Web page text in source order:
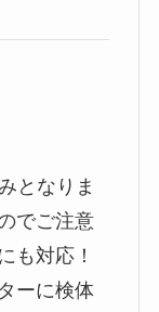
となりま
でご注意
も対応！
ーに検体